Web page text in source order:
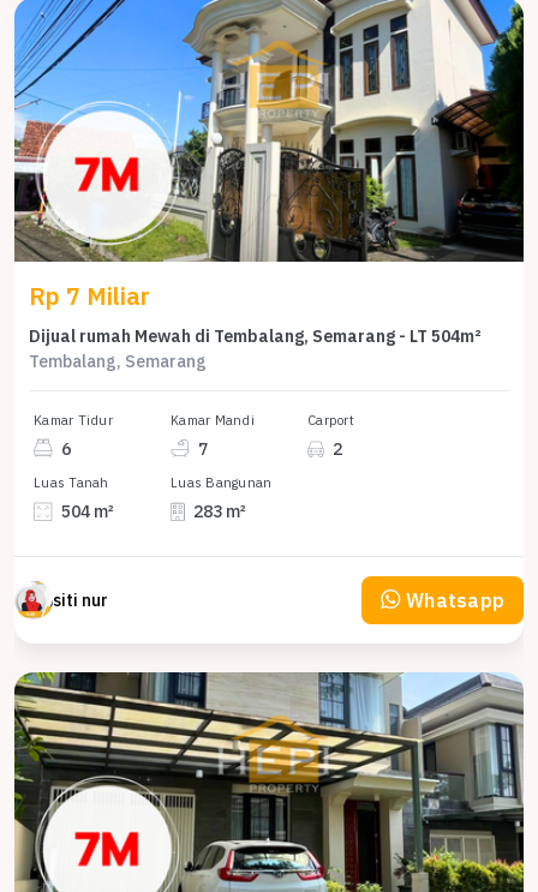
Rp 7 Miliar
Dijual rumah Mewah di Tembalang, Semarang - LT 504m²
Tembalang, Semarang
Kamar Tidur
6
Kamar Mandi
7
Carport
2
Luas Tanah
504 m²
Luas Bangunan
283 m²
siti nur Whatsapp